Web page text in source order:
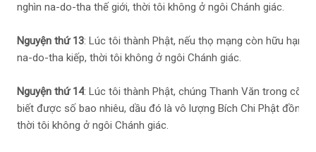
nghìn na-do-tha thế giới, thời tôi không ở ngôi Chánh giác.
Nguyện thứ 13: Lúc tôi thành Phật, nếu thọ mạng còn hữu hạn,
na-do-tha kiếp, thời tôi không ở ngôi Chánh giác.
Nguyện thứ 14: Lúc tôi thành Phật, chúng Thanh Văn trong cõi
biết được số bao nhiêu, dầu đó là vô lượng Bích Chi Phật đồng
thời tôi không ở ngôi Chánh giác.